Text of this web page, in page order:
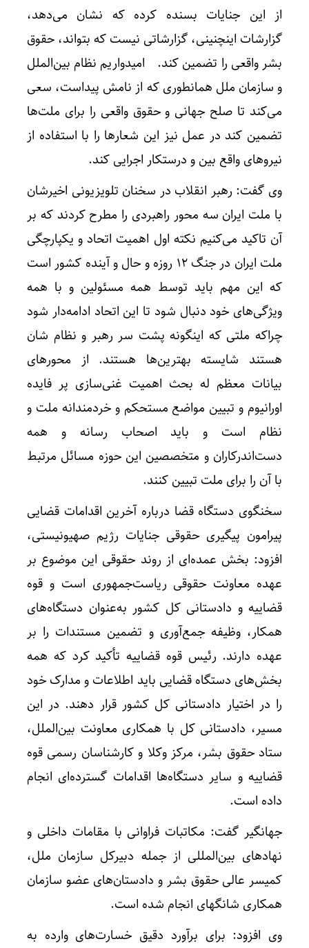
از این جنایات بسنده کرده که نشان می‌دهد،
گزارشات اینچنینی، گزارشاتی نیست که بتواند، حقوق
بشر واقعی را تضمین کند. امیدواریم نظام بین‌الملل
و سازمان ملل همانطوری که از نامش پیداست، سعی
می‌کند تا صلح جهانی و حقوق واقعی را برای ملت‌ها
تضمین کند در عمل نیز این شعارها را با استفاده از
نیروهای واقع بین و درستکار اجرایی کند.
وی گفت: رهبر انقلاب در سخنان تلویزیونی اخیرشان
با ملت ایران سه محور راهبردی را مطرح کردند که بر
آن تاکید می‌کنیم نکته اول اهمیت اتحاد و یکپارچگی
ملت ایران در جنگ ۱۲ روزه و حال و آینده کشور است
که این مهم باید توسط همه مسئولین و با همه
ویژگی‌های خود دنبال شود تا این اتحاد ادامه‌دار شود
چراکه ملتی که اینگونه پشت سر رهبر و نظام شان
هستند شایسته بهترین‌ها هستند. از محورهای
بیانات معظم له بحث اهمیت غنی‌سازی پر فایده
اورانیوم و تبیین مواضع مستحکم و خردمندانه ملت و
نظام است و باید اصحاب رسانه و همه
دست‌اندرکاران و متخصصین این حوزه مسائل مرتبط
با آن را برای ملت تبیین کنند.
سخنگوی دستگاه قضا درباره آخرین اقدامات قضایی
پیرامون پیگیری حقوقی جنایات رژیم صهیونیستی،
افزود: بخش عمده‌ای از روند حقوقی این موضوع بر
عهده معاونت حقوقی ریاست‌جمهوری است و قوه
قضاییه و دادستانی کل کشور به‌عنوان دستگاه‌های
همکار، وظیفه جمع‌آوری و تضمین مستندات را بر
عهده دارند. رئیس قوه قضاییه تأکید کرد که همه
بخش‌های دستگاه قضایی باید اطلاعات و مدارک خود
را در اختیار دادستانی کل کشور قرار دهند. در این
مسیر، دادستانی کل با همکاری معاونت بین‌الملل،
ستاد حقوق بشر، مرکز وکلا و کارشناسان رسمی قوه
قضاییه و سایر دستگاه‌ها اقدامات گسترده‌ای انجام
داده است.
جهانگیر گفت: مکاتبات فراوانی با مقامات داخلی و
نهادهای بین‌المللی از جمله دبیرکل سازمان ملل،
کمیسر عالی حقوق بشر و دادستان‌های عضو سازمان
همکاری شانگهای انجام شده است.
وی افزود: برای برآورد دقیق خسارت‌های وارده به